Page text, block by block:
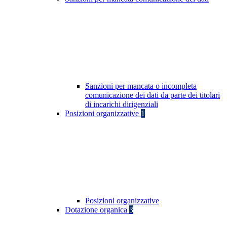
Sanzioni per mancata o incompleta
comunicazione dei dati da parte dei titolari
di incarichi dirigenziali
Posizioni organizzative 1
Posizioni organizzative
Dotazione organica 3